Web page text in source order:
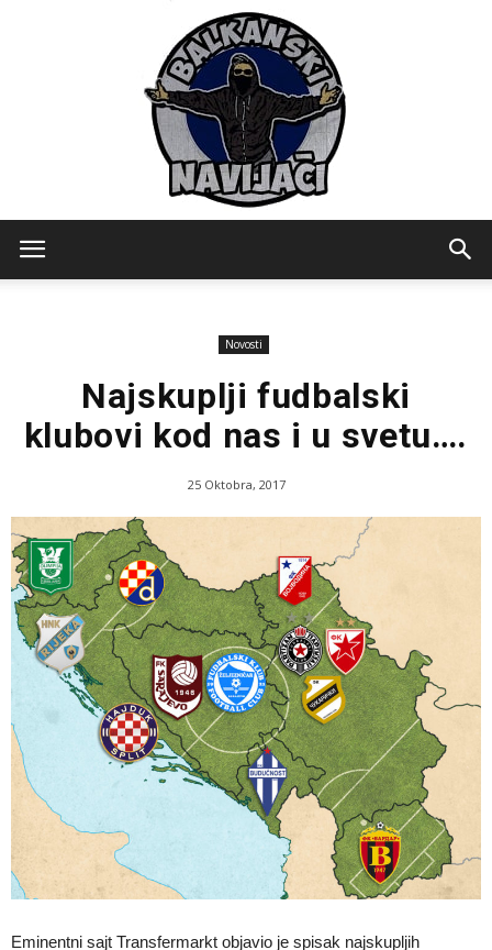
Novosti
Najskuplji fudbalski
klubovi kod nas i u svetu….
25 Oktobra, 2017
Eminentni sajt Transfermarkt objavio je spisak najskupljih